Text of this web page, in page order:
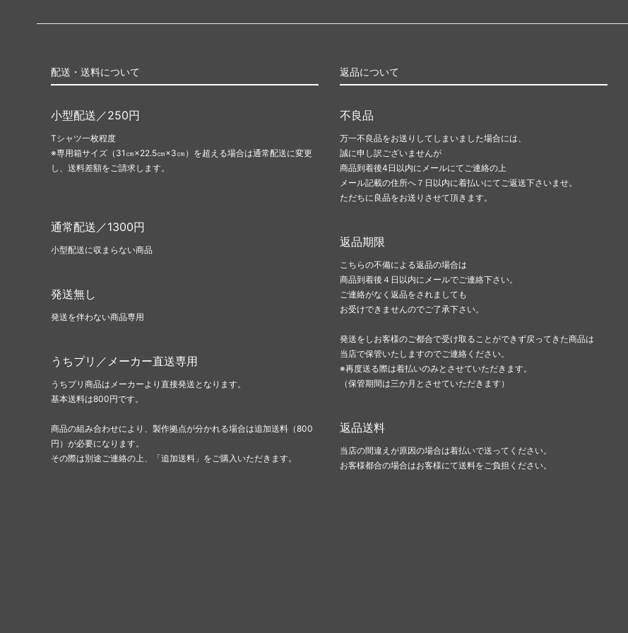
配送・送料について
小型配送／250円
Tシャツ一枚程度
※専用箱サイズ（31㎝×22.5㎝×3㎝）を超える場合は通常配送に変更
し、送料差額をご請求します。
通常配送／1300円
小型配送に収まらない商品
発送無し
発送を伴わない商品専用
うちプリ／メーカー直送専用
うちプリ商品はメーカーより直接発送となります。
基本送料は800円です。
商品の組み合わせにより、製作拠点が分かれる場合は追加送料（800
円）が必要になります。
その際は別途ご連絡の上、「追加送料」をご購入いただきます。
返品について
不良品
万一不良品をお送りしてしまいました場合には、
誠に申し訳ございませんが
商品到着後4日以内にメールにてご連絡の上
メール記載の住所へ７日以内に着払いにてご返送下さいませ。
ただちに良品をお送りさせて頂きます。
返品期限
こちらの不備による返品の場合は
商品到着後４日以内にメールでご連絡下さい。
ご連絡がなく返品をされましても
お受けできませんのでご了承下さい。
発送をしお客様のご都合で受け取ることができず戻ってきた商品は
当店で保管いたしますのでご連絡ください。
※再度送る際は着払いのみとさせていただきます。
（保管期間は三か月とさせていただきます）
返品送料
当店の間違えが原因の場合は着払いで送ってください。
お客様都合の場合はお客様にて送料をご負担ください。